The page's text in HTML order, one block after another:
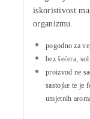
iskoristivost
organizmu.
pogodno za
bez šećera,
proizvod ne
sastojke te je
umjetnih